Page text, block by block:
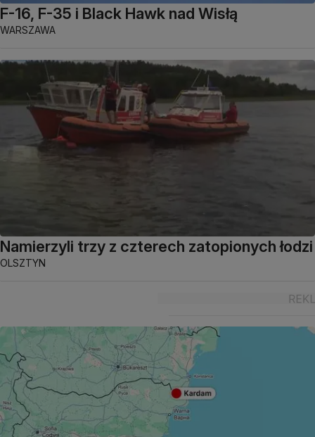
F-16, F-35 i Black Hawk nad Wisłą
WARSZAWA
Namierzyli trzy z czterech zatopionych łodzi
OLSZTYN